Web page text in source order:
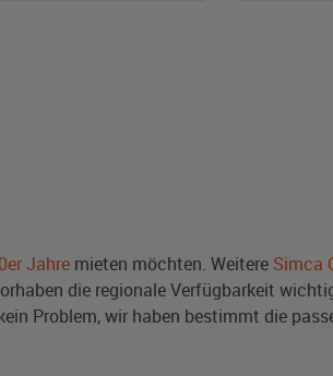
Jahre mieten möchten. Weitere Simca
die regionale Verfügbarkeit
Problem, wir haben bestimmt die